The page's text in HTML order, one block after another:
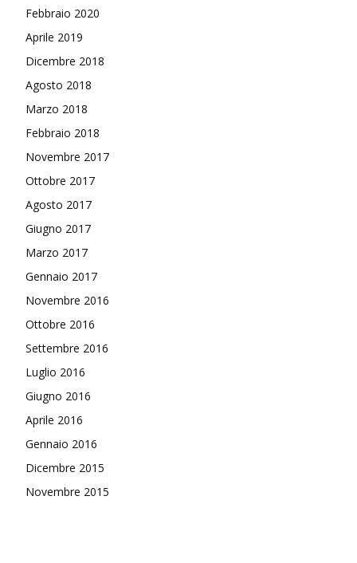
Febbraio 2020
Aprile 2019
Dicembre 2018
Agosto 2018
Marzo 2018
Febbraio 2018
Novembre 2017
Ottobre 2017
Agosto 2017
Giugno 2017
Marzo 2017
Gennaio 2017
Novembre 2016
Ottobre 2016
Settembre 2016
Luglio 2016
Giugno 2016
Aprile 2016
Gennaio 2016
Dicembre 2015
Novembre 2015